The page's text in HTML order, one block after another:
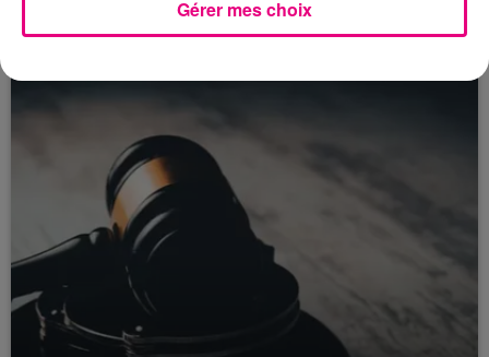
secteur François Verdier...
Gérer mes choix